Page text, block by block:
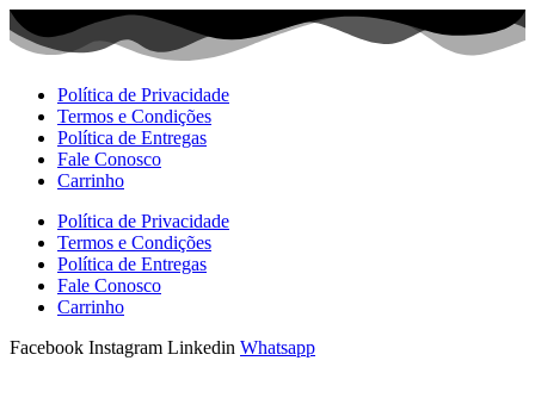
Ir
para
Política de Privacidade
Termos e Condições
Política de Entregas
Fale Conosco
Carrinho
Política de Privacidade
Termos e Condições
Política de Entregas
Fale Conosco
Carrinho
Facebook Instagram Linkedin Whatsapp